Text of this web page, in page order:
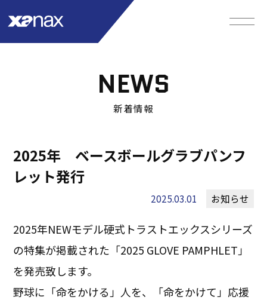
NEWS
新着情報
2025年 ベースボールグラブパンフ
レット発行
2025.03.01 お知らせ
2025年NEWモデル硬式トラストエックスシリーズ
の特集が掲載された「2025 GLOVE PAMPHLET」
を発売致します。
野球に「命をかける」人を、「命をかけて」応援